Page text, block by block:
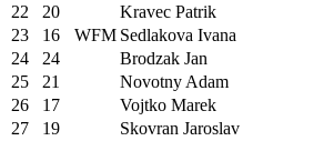
22
20 Kravec Patrik
23
16 WFM Sedlakova Ivana
24
24 Brodzak Jan
25
21 Novotny Adam
26
17 Vojtko Marek
27
19 Skovran Jaroslav